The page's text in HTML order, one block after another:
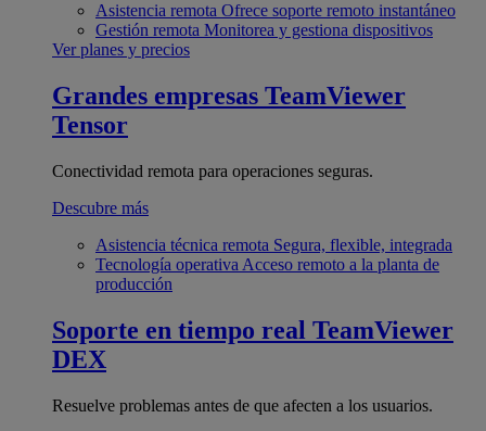
Asistencia remota Ofrece soporte remoto instantáneo
Gestión remota Monitorea y gestiona dispositivos
Ver planes y precios
Grandes empresas TeamViewer
Tensor
Conectividad remota para operaciones seguras.
Descubre más
Asistencia técnica remota Segura, flexible, integrada
Tecnología operativa Acceso remoto a la planta de
producción
Soporte en tiempo real TeamViewer
DEX
Resuelve problemas antes de que afecten a los usuarios.